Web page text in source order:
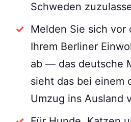
Schweden
Melden Sie sich vor
Ihrem Berliner
ab — das deutsche
sieht das bei einem
Umzug ins Ausland